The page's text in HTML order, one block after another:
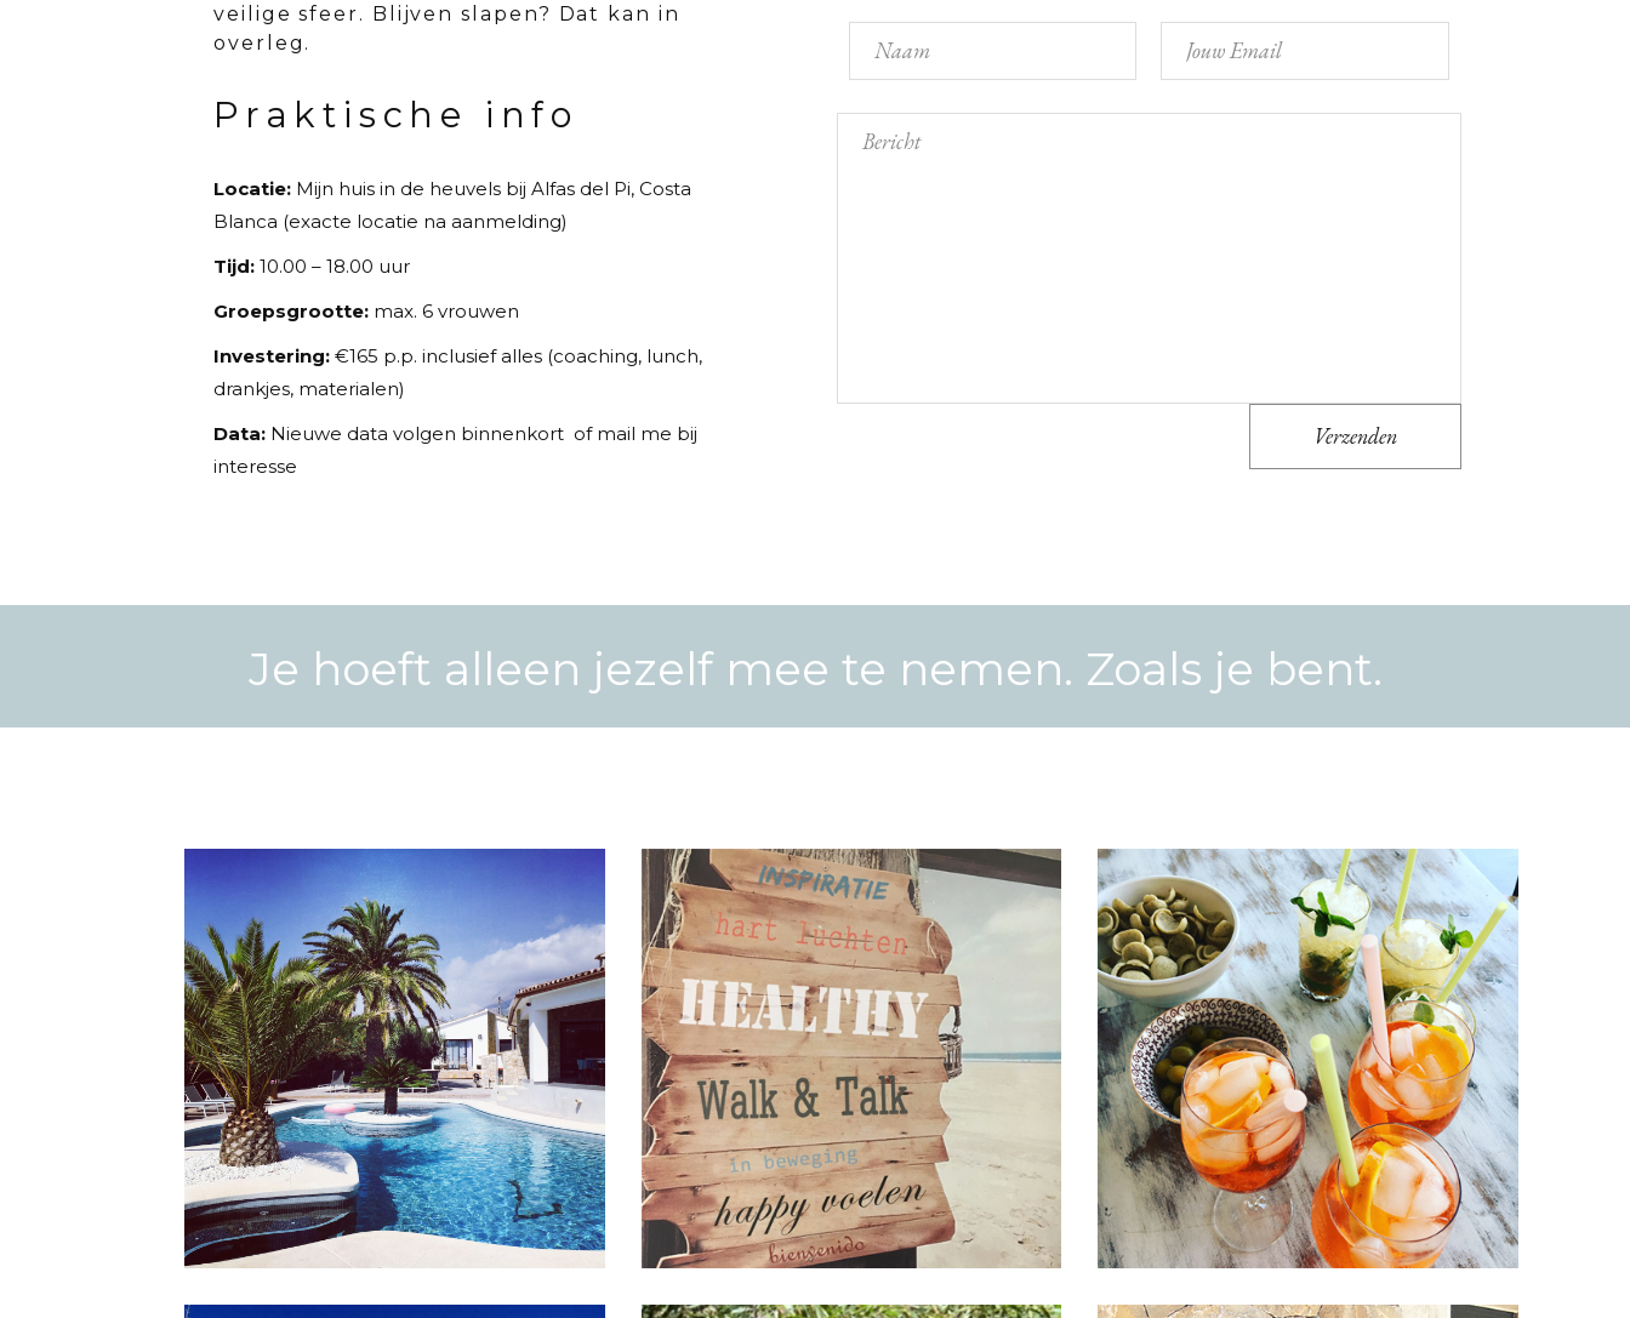
veilige sfeer. Blijven slapen? Dat kan in
overleg.
Praktische info
Locatie: Mijn huis in de heuvels bij Alfas del Pi, Costa
Blanca (exacte locatie na aanmelding)
Tijd: 10.00 – 18.00 uur
Groepsgrootte: max. 6 vrouwen
Investering: €165 p.p. inclusief alles (coaching, lunch,
drankjes, materialen)
Data: Nieuwe data volgen binnenkort of mail me bij
interesse
Verzenden
Je hoeft alleen jezelf mee te nemen. Zoals je bent.